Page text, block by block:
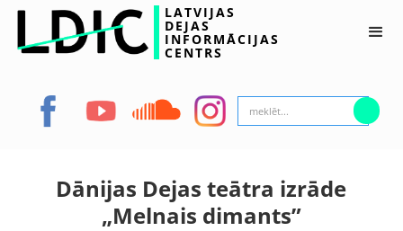
LATVIJAS
DEJAS
INFORMĀCIJAS
CENTRS
Dānijas Dejas teātra izrāde
„Melnais dimants”